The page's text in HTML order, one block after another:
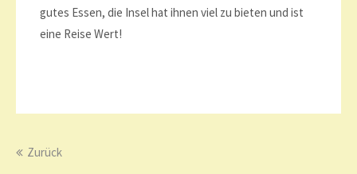
gutes Essen, die Insel hat ihnen viel zu bieten und ist
eine Reise Wert!
Zurück